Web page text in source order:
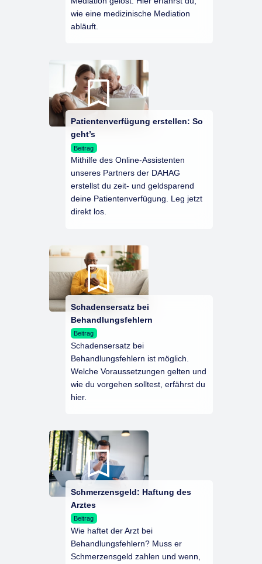
wie eine medizinische Mediation
abläuft.
Patientenverfügung erstellen: So
geht’s
Beitrag
Mithilfe des Online-Assistenten
unseres Partners der DAHAG
erstellst du zeit- und geldsparend
deine Patientenverfügung. Leg jetzt
direkt los.
Schadensersatz bei
Behandlungsfehlern
Beitrag
Schadensersatz bei
Behandlungsfehlern ist möglich.
Welche Voraussetzungen gelten und
wie du vorgehen solltest, erfährst du
hier.
Schmerzensgeld: Haftung des
Arztes
Beitrag
Wie haftet der Arzt bei
Behandlungsfehlern? Muss er
Schmerzensgeld zahlen und wenn,